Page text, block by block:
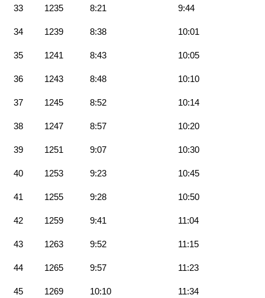
33 1235 8:21 9:44
34 1239 8:38 10:01
35 1241 8:43 10:05
36 1243 8:48 10:10
37 1245 8:52 10:14
38 1247 8:57 10:20
39 1251 9:07 10:30
40 1253 9:23 10:45
41 1255 9:28 10:50
42 1259 9:41 11:04
43 1263 9:52 11:15
44 1265 9:57 11:23
45 1269 10:10 11:34